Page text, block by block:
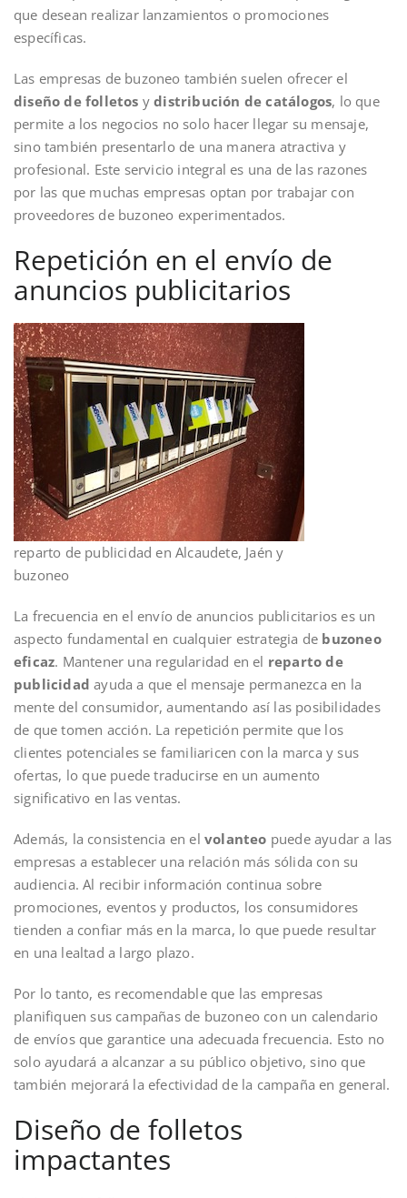
que desean realizar lanzamientos o promociones
específicas.
Las empresas de buzoneo también suelen ofrecer el
diseño de folletos ydistribución de catálogos, lo que
permite a los negocios no solo hacer llegar su mensaje,
sino también presentarlo de una manera atractiva y
profesional. Este servicio integral es una de las razones
por las que muchas empresas optan por trabajar con
proveedores de buzoneo experimentados.
Repetición en el envío de
anuncios publicitarios
reparto de publicidad en Alcaudete, Jaén y
buzoneo
La frecuencia en el envío de anuncios publicitarios es un
aspecto fundamental en cualquier estrategia de buzoneo
eficaz. Mantener una regularidad en el reparto de
publicidad ayuda a que el mensaje permanezca en la
mente del consumidor, aumentando así las posibilidades
de que tomen acción. La repetición permite que los
clientes potenciales se familiaricen con la marca y sus
ofertas, lo que puede traducirse en un aumento
significativo en las ventas.
Además, la consistencia en el volanteo puede ayudar a las
empresas a establecer una relación más sólida con su
audiencia. Al recibir información continua sobre
promociones, eventos y productos, los consumidores
tienden a confiar más en la marca, lo que puede resultar
en una lealtad a largo plazo.
Por lo tanto, es recomendable que las empresas
planifiquen sus campañas de buzoneo con un calendario
de envíos que garantice una adecuada frecuencia. Esto no
solo ayudará a alcanzar a su público objetivo, sino que
también mejorará la efectividad de la campaña en general.
Diseño de folletos
impactantes